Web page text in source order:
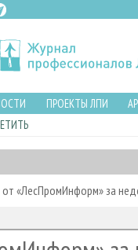
ПРОЕКТЫ ЛПИ
от «ЛесПромИнформ» за